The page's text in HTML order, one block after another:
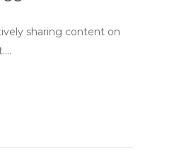
sharing content on